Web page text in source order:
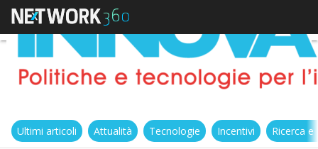
Ultimi articoli Attualità Tecnologie Incentivi Ricerca